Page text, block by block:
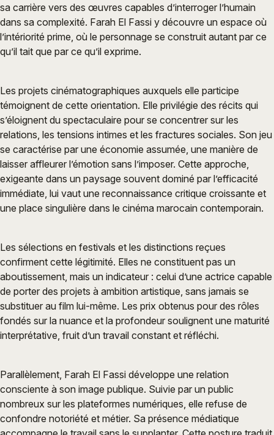
sa carrière vers des œuvres capables d’interroger l’humain
dans sa complexité. Farah El Fassi y découvre un espace où
l’intériorité prime, où le personnage se construit autant par ce
qu’il tait que par ce qu’il exprime.
Les projets cinématographiques auxquels elle participe
témoignent de cette orientation. Elle privilégie des récits qui
s’éloignent du spectaculaire pour se concentrer sur les
relations, les tensions intimes et les fractures sociales. Son jeu
se caractérise par une économie assumée, une manière de
laisser affleurer l’émotion sans l’imposer. Cette approche,
exigeante dans un paysage souvent dominé par l’efficacité
immédiate, lui vaut une reconnaissance critique croissante et
une place singulière dans le cinéma marocain contemporain.
Les sélections en festivals et les distinctions reçues
confirment cette légitimité. Elles ne constituent pas un
aboutissement, mais un indicateur : celui d’une actrice capable
de porter des projets à ambition artistique, sans jamais se
substituer au film lui-même. Les prix obtenus pour des rôles
fondés sur la nuance et la profondeur soulignent une maturité
interprétative, fruit d’un travail constant et réfléchi.
Parallèlement, Farah El Fassi développe une relation
consciente à son image publique. Suivie par un public
nombreux sur les plateformes numériques, elle refuse de
confondre notoriété et métier. Sa présence médiatique